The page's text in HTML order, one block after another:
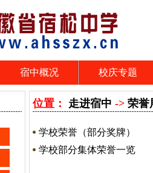
宿中概况 校庆专题
位置： 走进宿中 -> 荣誉
学校荣誉（部分奖牌）
学校部分集体荣誉一览